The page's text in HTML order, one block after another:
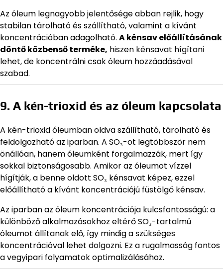
Az óleum legnagyobb jelentősége abban rejlik, hogy
stabilan tárolható és szállítható, valamint a kívánt
koncentrációban adagolható. A kénsav előállításának
döntő közbenső terméke, hiszen kénsavat hígítani
lehet, de koncentrálni csak óleum hozzáadásával
szabad.
9. A kén-trioxid és az óleum kapcsolata
A kén-trioxid óleumban oldva szállítható, tárolható és
feldolgozható az iparban. A SO₃-ot legtöbbször nem
önállóan, hanem óleumként forgalmazzák, mert így
sokkal biztonságosabb. Amikor az óleumot vízzel
hígítják, a benne oldott SO₃ kénsavat képez, ezzel
előállítható a kívánt koncentrációjú füstölgő kénsav.
Az iparban az óleum koncentrációja kulcsfontosságú: a
különböző alkalmazásokhoz eltérő SO₃-tartalmú
óleumot állítanak elő, így mindig a szükséges
koncentrációval lehet dolgozni. Ez a rugalmasság fontos
a vegyipari folyamatok optimalizálásához.